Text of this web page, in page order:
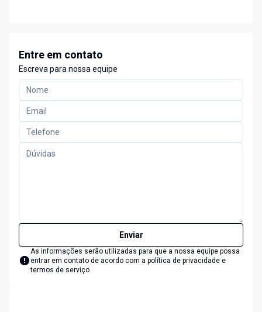
Entre em contato
Escreva para nossa equipe
Enviar
As informações serão utilizadas para que a nossa equipe possa
entrar em contato de acordo com a política de privacidade e
termos de serviço